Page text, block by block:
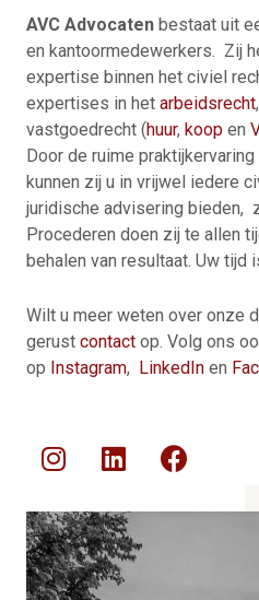
AVC Advocaten bestaat uit
en kantoormedewerkers. Zij
expertise binnen het civiel
expertises in het arbeidsrecht,
vastgoedrecht (huur, koop en
Door de ruime
kunnen zij u in vrijwel iedere
juridische advisering bieden,
Procederen doen zij te allen
behalen van resultaat. Uw tijd
Wilt u meer weten over onze
gerust contact op. Volg ons
op Instagram, LinkedIn en